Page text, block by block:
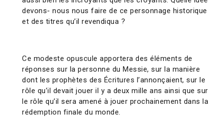
devons- nous nous faire de ce personnage historique
et des titres qu’il revendiqua ?
Ce modeste opuscule apportera des éléments de
réponses sur la personne du Messie, sur la manière
dont les prophètes des Écritures l’annonçaient, sur le
rôle qu’il devait jouer il y a deux mille ans ainsi que sur
le rôle qu’il sera amené à jouer prochainement dans la
rédemption finale du monde.